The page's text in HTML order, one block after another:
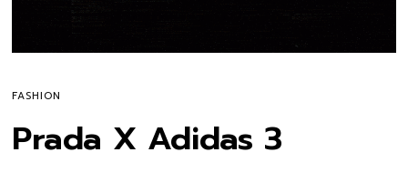
FASHION
Prada X Adidas 3